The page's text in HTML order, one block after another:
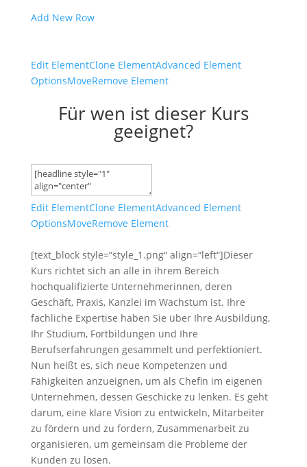
Add New Row
Edit ElementClone ElementAdvanced Element
OptionsMoveRemove Element
Für wen ist dieser Kurs
geeignet?
Edit ElementClone ElementAdvanced Element
OptionsMoveRemove Element
[text_block style=“style_1.png“ align=“left“]Dieser
Kurs richtet sich an alle in ihrem Bereich
hochqualifizierte Unternehmerinnen, deren
Geschäft, Praxis, Kanzlei im Wachstum ist. Ihre
fachliche Expertise haben Sie über Ihre Ausbildung,
Ihr Studium, Fortbildungen und Ihre
Berufserfahrungen gesammelt und perfektioniert.
Nun heißt es, sich neue Kompetenzen und
Fähigkeiten anzueignen, um als Chefin im eigenen
Unternehmen, dessen Geschicke zu lenken. Es geht
darum, eine klare Vision zu entwickeln, Mitarbeiter
zu fördern und zu fordern, Zusammenarbeit zu
organisieren, um gemeinsam die Probleme der
Kunden zu lösen.